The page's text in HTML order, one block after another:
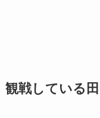
観戦している